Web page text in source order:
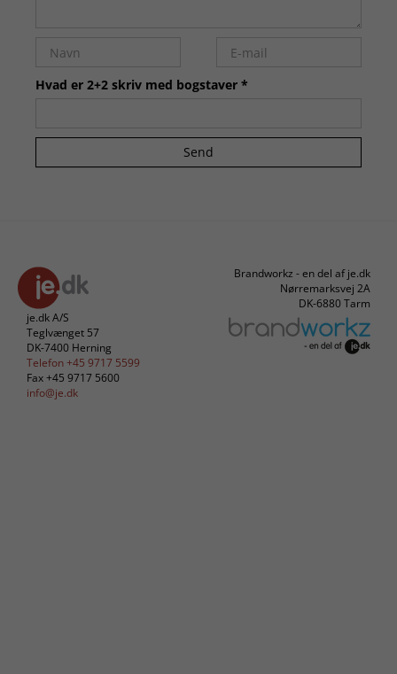
Hvad er 2+2 skriv med bogstaver *
Send
je.dk A/S
Teglvænget 57
DK-7400 Herning
Telefon +45 9717 5599
Fax +45 9717 5600
info@je.dk
Brandworkz - en del af je.dk
Nørremarksvej 2A
DK-6880 Tarm